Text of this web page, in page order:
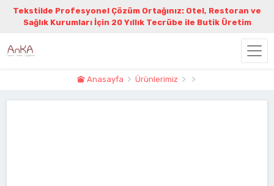
Tekstilde Profesyonel Çözüm Ortağınız: Otel, Restoran ve
Sağlık Kurumları İçin 20 Yıllık Tecrübe ile Butik Üretim
Anasayfa Ürünlerimiz